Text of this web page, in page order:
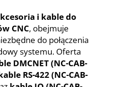
i kable do
CNC, obejmuje
do połączenia
systemu. Oferta
DMCNET (NC-CAB-
RS-422 (NC-CAB-